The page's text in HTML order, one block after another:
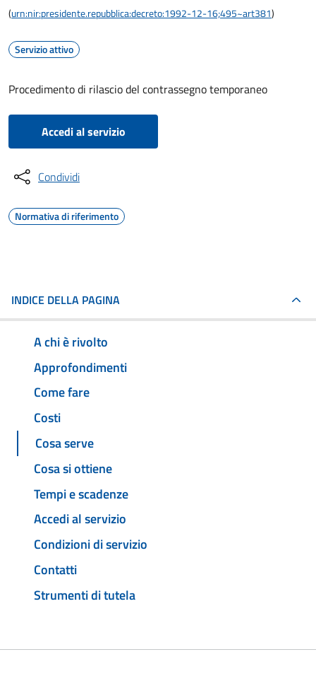
(urn:nir:presidente.repubblica:decreto:1992-12-16;495~art381)
Servizio attivo
Procedimento di rilascio del contrassegno temporaneo
Accedi al servizio
Condividi
Normativa di riferimento
INDICE DELLA PAGINA
A chi è rivolto
Approfondimenti
Come fare
Costi
Cosa serve
Cosa si ottiene
Tempi e scadenze
Accedi al servizio
Condizioni di servizio
Contatti
Strumenti di tutela